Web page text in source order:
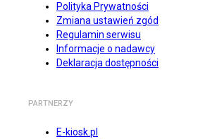
Polityka Prywatności
Zmiana ustawień zgód
Regulamin serwisu
Informacje o nadawcy
Deklaracja dostępności
PARTNERZY
E-kiosk.pl